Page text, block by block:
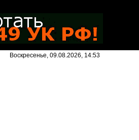
Воскресенье, 09.08.2026, 14:53